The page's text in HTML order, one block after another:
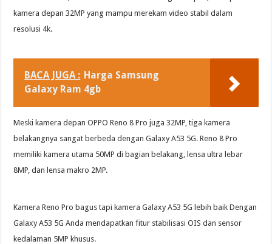
kamera depan 32MP yang mampu merekam video stabil dalam
resolusi 4k.
BACA JUGA : Harga Samsung
Galaxy Ram 4gb
Meski kamera depan OPPO Reno 8 Pro juga 32MP, tiga kamera
belakangnya sangat berbeda dengan Galaxy A53 5G. Reno 8 Pro
memiliki kamera utama 50MP di bagian belakang, lensa ultra lebar
8MP, dan lensa makro 2MP.
Kamera Reno Pro bagus tapi kamera Galaxy A53 5G lebih baik Dengan
Galaxy A53 5G Anda mendapatkan fitur stabilisasi OIS dan sensor
kedalaman 5MP khusus.